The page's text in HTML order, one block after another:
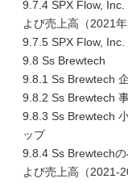
9.7.4 SPX Flow,
よび売上高（2021年
9.7.5 SPX Flow,
9.8 Ss Brewtech
9.8.1 Ss Brewtech
9.8.2 Ss Brewtech
9.8.3 Ss Brewtech
ップ
9.8.4 Ss Brewtech
よび売上高（2021-